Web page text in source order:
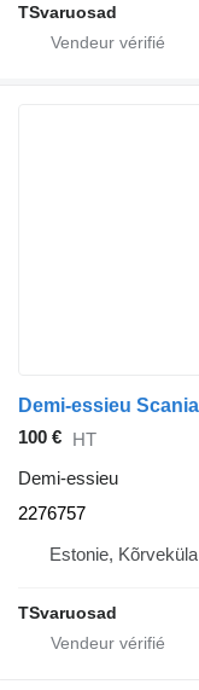
TSvaruosad
100 € HT
Demi-essieu
2276757
Estonie, Kõrveküla
TSvaruosad